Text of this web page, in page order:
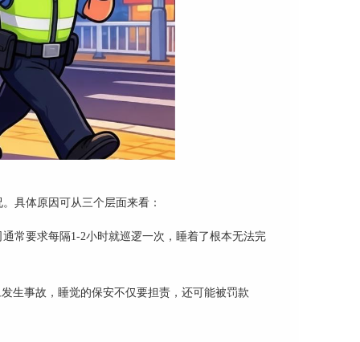
具体原因可从三个层面来看：
通常要求每隔1-2小时就巡逻一次，睡着了根本无法完
生事故，睡觉的保安不仅要担责，还可能被罚款